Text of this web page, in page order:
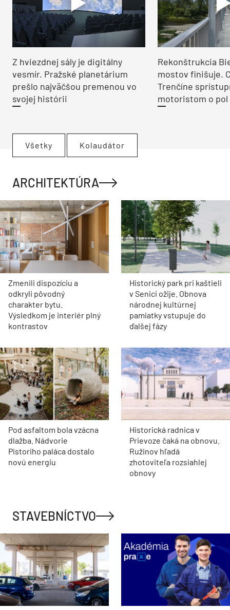
Z hviezdnej sály je digitálny
vesmír. Pražské planetárium
prešlo najväčšou premenou vo
svojej histórii
Rekonštrukcia
mostov finišuje.
Trenčíne
motoristom o pol
Všetky Kolaudátor
ARCHITEKTÚRA
Zmenili dispozíciu a
odkryli pôvodný
charakter bytu.
Výsledkom je interiér plný
kontrastov
Historický park pri kaštieli
v Senici ožije. Obnova
národnej kultúrnej
pamiatky vstupuje do
ďalšej fázy
Pod asfaltom bola vzácna
dlažba. Nádvorie
Pistoriho paláca dostalo
novú energiu
Historická radnica v
Prievoze čaká na obnovu.
Ružinov hľadá
zhotoviteľa rozsiahlej
obnovy
STAVEBNÍCTVO